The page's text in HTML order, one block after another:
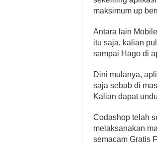
maksimum up
Antara lain
itu saja, kalian
sampai Hago di
Dini mulanya,
saja sebab di
Kalian dapat
Codashop telah
melaksanakan
semacam Gratis